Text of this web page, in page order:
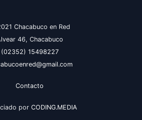
Chacabuco en Red
46, Chacabuco
(02352) 15498227
Contacto
por CODING.MEDIA